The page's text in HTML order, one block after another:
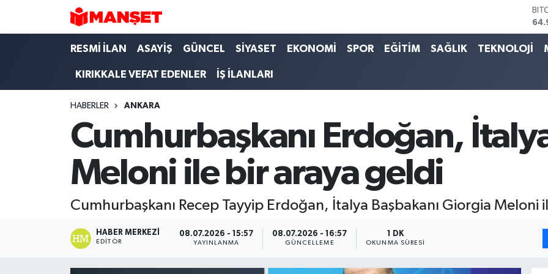
RESMİ İLAN ASAYİŞ GÜNCEL SİYASET EKONOMİ SPOR EĞİTİM SAĞLIK TEKNOLOJİ
KIRIKKALE VEFAT EDENLER İŞ İLANLARI
HABERLER ANKARA
Cumhurbaşkanı Erdoğan,
Meloni ile bir araya geldi
Cumhurbaşkanı Recep Tayyip Erdoğan, İtalya Başbakanı Giorgia Meloni
HABER MERKEZI
EDITÖR
08.07.2026 - 15:57
YAYINLANMA
08.07.2026 - 16:57
GÜNCELLEME
1 DK
OKUNMA SÜRESI
Hava Durumu
Trafik Durumu
Süper Lig Puan Durumu ve Fikstür
Tüm Manşetler
Son Dakika Haberleri
Haber Arşivi